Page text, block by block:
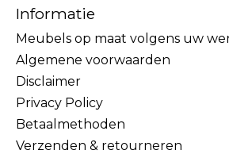
Informatie
Meubels op maat volgens uw
Algemene voorwaarden
Disclaimer
Privacy Policy
Betaalmethoden
Verzenden & retourneren